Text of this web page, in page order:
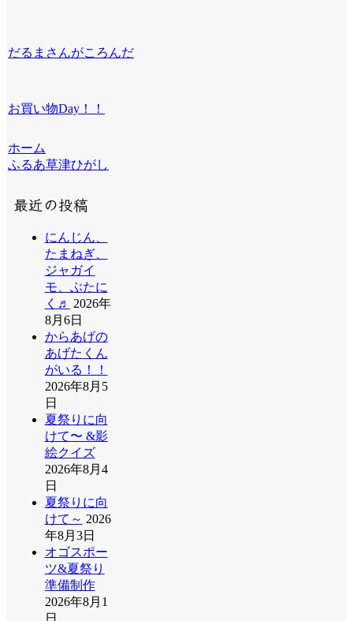
だるまさんがころんだ
お買い物Day！！
ホーム
ふるあ草津ひがし
最近の投稿
にんじん、
たまねぎ、
ジャガイ
モ、ぶたに
く♬
2026年
8月6日
からあげの
あげたくん
がいる！！
2026年8月5
日
夏祭りに向
けて〜 &影
絵クイズ
2026年8月4
日
夏祭りに向
けて～ 2026
年8月3日
オゴスポー
ツ&夏祭り
準備制作
2026年8月1
日